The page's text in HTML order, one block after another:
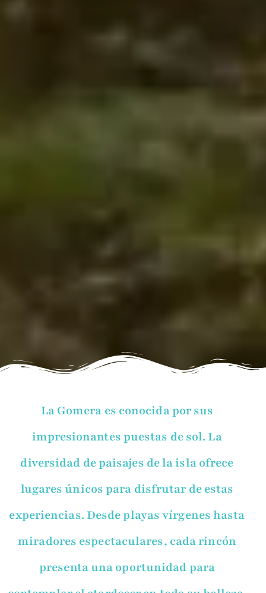
La Gomera es conocida por sus
impresionantes puestas de sol. La
diversidad de paisajes de la isla ofrece
lugares únicos para disfrutar de estas
experiencias. Desde playas vírgenes hasta
miradores espectaculares, cada rincón
presenta una oportunidad para